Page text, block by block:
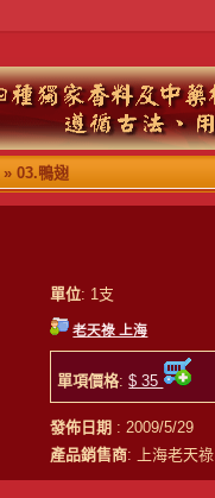
» 03.鴨翅
單位: 1支
老天祿 上海
單項價格:$ 35
發佈日期 : 2009/5/29
產品銷售商: 上海老天祿